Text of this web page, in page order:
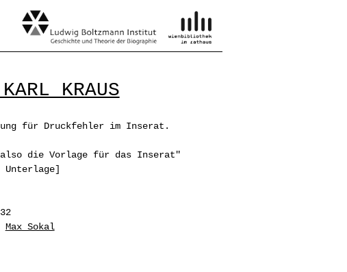
KRAUS
für Druckfehler im Inserat.
die Vorlage für das Inserat"
Max Sokal